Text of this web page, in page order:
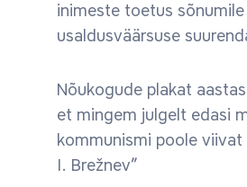
inimeste toetus sõnumile
usaldusväärsuse
Nõukogude plakat
et mingem julgelt edasi
kommunismi poole viivat
I. Brežnev”